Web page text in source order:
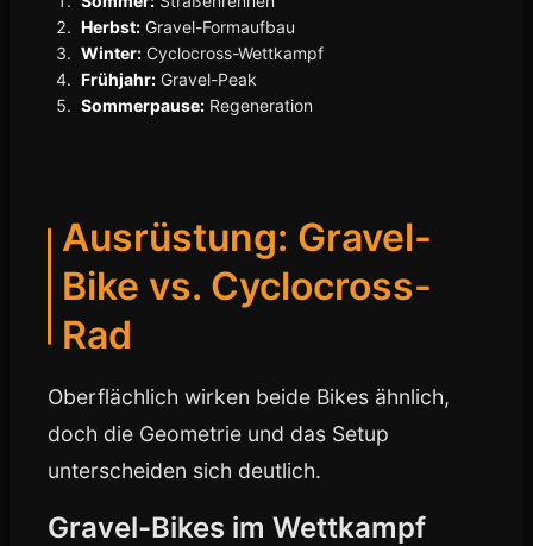
Herbst: Gravel-Formaufbau
Winter: Cyclocross-Wettkampf
Frühjahr: Gravel-Peak
Sommerpause: Regeneration
Ausrüstung: Gravel-
Bike vs. Cyclocross-
Rad
Oberflächlich wirken beide Bikes ähnlich,
doch die Geometrie und das Setup
unterscheiden sich deutlich.
Gravel-Bikes im Wettkampf